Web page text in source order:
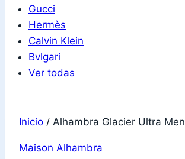
Gucci
Hermès
Calvin Klein
Bvlgari
Ver todas
Inicio / Alhambra Glacier Ultra Men
Maison Alhambra